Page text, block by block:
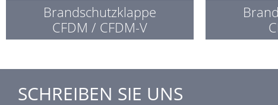
Brandschutzklappe
CFDM / CFDM-V
SCHREIBEN SIE UNS